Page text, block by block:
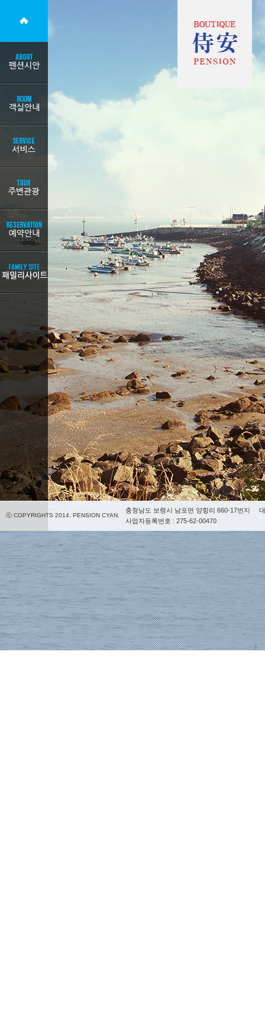
ⓒ COPYRIGHTS 2014. PENSION CYAN.
충청남도 보령시 남포면 양항리 660-17번지
사업자등록번호 : 275-62-00470